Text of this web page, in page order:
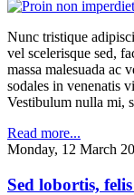
Nunc tristique
vel scelerisque sed,
massa malesuada ac
sodales in venenatis
Vestibulum nulla mi,
Read more...
Monday, 12 March
Sed lobortis,